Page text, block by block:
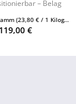
– Belag
Design,...
(23,80 € / 1 Kilogramm)
119,00 €